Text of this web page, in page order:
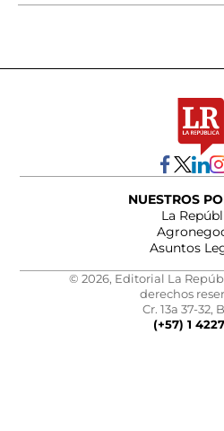
NUESTROS
La
Asuntos
© 2026, Editorial La
derechos
Cr. 13a 37-32,
(+57) 1